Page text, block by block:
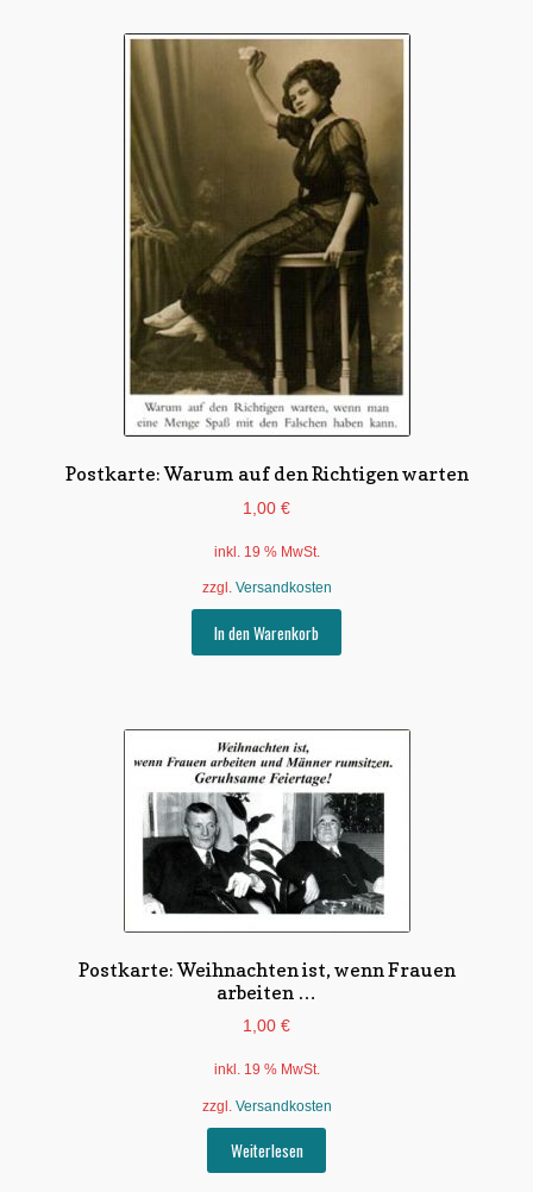
Postkarte: Warum auf den Richtigen warten
1,00 €
inkl. 19 % MwSt.
zzgl. Versandkosten
In den Warenkorb
Postkarte: Weihnachten ist, wenn Frauen
arbeiten …
1,00 €
inkl. 19 % MwSt.
zzgl. Versandkosten
Weiterlesen